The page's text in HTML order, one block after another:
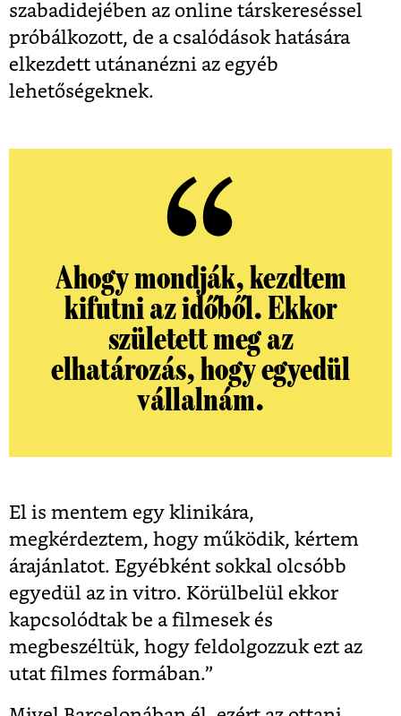
szabadidejében az online társkereséssel
próbálkozott, de a csalódások hatására
elkezdett utánanézni az egyéb
lehetőségeknek.
Ahogy mondják, kezdtem
kifutni az időből. Ekkor
született meg az
elhatározás, hogy egyedül
vállalnám.
El is mentem egy klinikára,
megkérdeztem, hogy működik, kértem
árajánlatot. Egyébként sokkal olcsóbb
egyedül az in vitro. Körülbelül ekkor
kapcsolódtak be a filmesek és
megbeszéltük, hogy feldolgozzuk ezt az
utat filmes formában.”